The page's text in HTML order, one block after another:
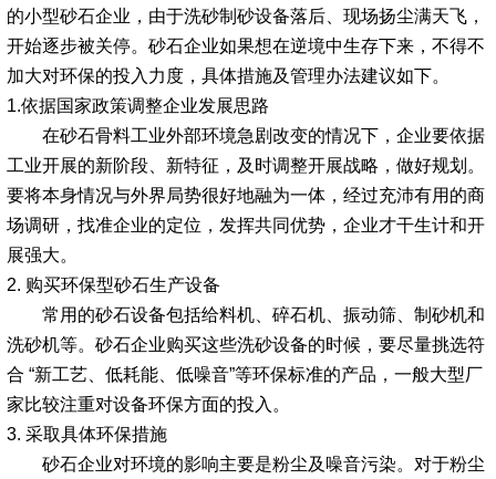
的小型砂石企业，由于洗砂制砂设备落后、现场扬尘满天飞，
开始逐步被关停。砂石企业如果想在逆境中生存下来，不得不
加大对环保的投入力度，具体措施及管理办法建议如下。
1.依据国家政策调整企业发展思路
在砂石骨料工业外部环境急剧改变的情况下，企业要依据
工业开展的新阶段、新特征，及时调整开展战略，做好规划。
要将本身情况与外界局势很好地融为一体，经过充沛有用的商
场调研，找准企业的定位，发挥共同优势，企业才干生计和开
展强大。
2. 购买环保型砂石生产设备
常用的砂石设备包括给料机、碎石机、振动筛、制砂机和
洗砂机等。砂石企业购买这些洗砂设备的时候，要尽量挑选符
合 “新工艺、低耗能、低噪音”等环保标准的产品，一般大型厂
家比较注重对设备环保方面的投入。
3. 采取具体环保措施
砂石企业对环境的影响主要是粉尘及噪音污染。对于粉尘